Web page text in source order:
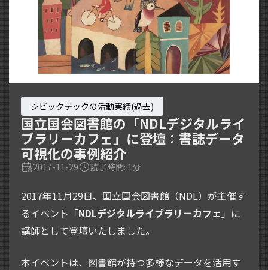
シビックテックの活動実績(過去)
国立国会図書館の「NDLデジタルライ
ブラリーカフェ」に登壇：書誌データ
可視化の事例紹介
2017-11-29 読了時間: 1分
2017年11月29日、国立国会図書館（NDL）が主催す
るイベント「NDLデジタルライブラリーカフェ 」に
講師として登壇いたしました。
本イベントは、図書館が持つ多様なデータを活用す